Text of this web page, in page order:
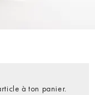
à ton panier.